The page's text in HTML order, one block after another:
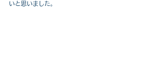
いと思いました。